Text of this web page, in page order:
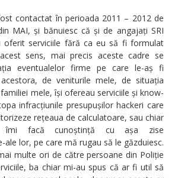
contactat în perioada 2011 – 2012 de
MAI, și bănuiesc că și de angajați SRI
oferit serviciile fără ca eu să fi formulat
sens, mai precis aceste cadre se
eventualelor firme pe care le-aș fi
de veniturile mele, de situația
mele, își ofereau serviciile și know-
infracțiunile presupușilor hackeri care
rețeaua de calculatoare, sau chiar
facă cunoștință cu așa zise
lor, pe care mă rugau să le găzduiesc.
multe ori de către persoane din Poliție
ba chiar mi-au spus că ar fi util să